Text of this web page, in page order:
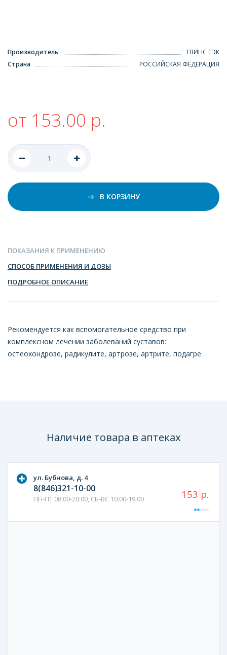
Производитель
ТВИНС ТЭК
Страна
РОССИЙСКАЯ ФЕДЕРАЦИЯ
от 153.00 р.
В КОРЗИНУ
ПОКАЗАНИЯ К ПРИМЕНЕНИЮ
СПОСОБ ПРИМЕНЕНИЯ И ДОЗЫ
ПОДРОБНОЕ ОПИСАНИЕ
Рекомендуется как вспомогательное средство при
комплексном лечении заболеваний суставов:
остеохондрозе, радикулите, артрозе, артрите, подагре.
Наличие товара в аптеках
ул. Бубнова, д. 4
8(846)321-10-00
ПН-ПТ 08:00-20:00, СБ-ВС 10:00-19:00 153 р.